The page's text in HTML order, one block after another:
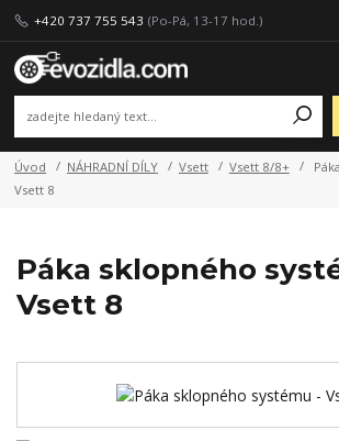
+420 737 755 543 (Po-Pá, 13-17 hod.)
Úvod NÁHRADNÍ DÍLY Vsett Vsett 8/8+
Vsett 8
Páka sklopného
Vsett 8